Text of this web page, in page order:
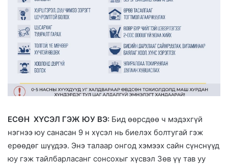
ЕСӨН ХҮСЭЛ ГЭЖ ЮУ ВЭ: Бид өөрсдөө ч мэдэхгүй
нэгнээ юу санасан 9 н хүсэл нь биелэх болтугай гэж
ерөөдөг шүүдээ. Энэ талаар онгод хэмээх сайн сүнснүүд
юу гэж тайлбарласанг сонсохыг хүсвэл Зөв үү тав уу